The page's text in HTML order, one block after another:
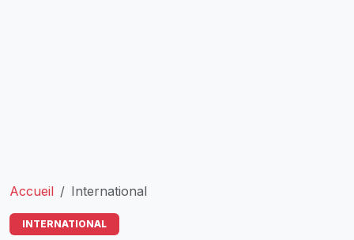
Accueil International
INTERNATIONAL